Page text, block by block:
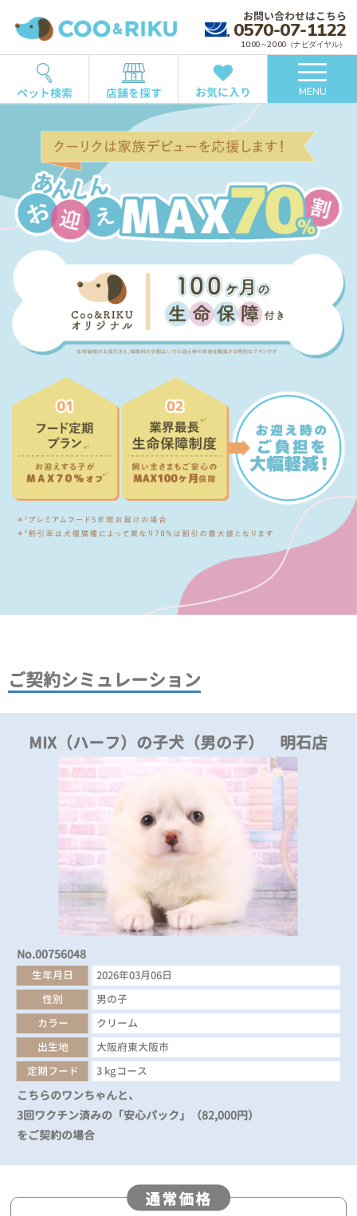
お問い合わせはこちら
0570-07-1122
10:00～20:00（ナビダイヤル）
ペット検索 店舗を探す お気に入り MENU
ご契約シミュレーション
MIX（ハーフ）の子犬（男の子） 明石店
No.00756048
生年月日
2026年03月06日
性別
男の子
カラー
クリーム
出生地
大阪府東大阪市
定期フード
3 kgコース
こちらのワンちゃんと、
3回ワクチン済みの「安心パック」（82,000円）
をご契約の場合
通常価格